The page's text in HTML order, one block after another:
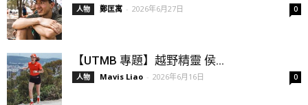
人物 鄭匡寓 - 2026年6月27日 0
【UTMB 專題】越野精靈 侯...
人物 Mavis Liao - 2026年6月16日 0